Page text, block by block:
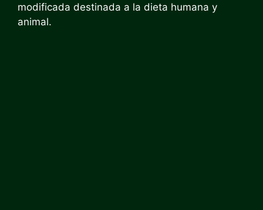
modificada destinada a la dieta humana y
animal.